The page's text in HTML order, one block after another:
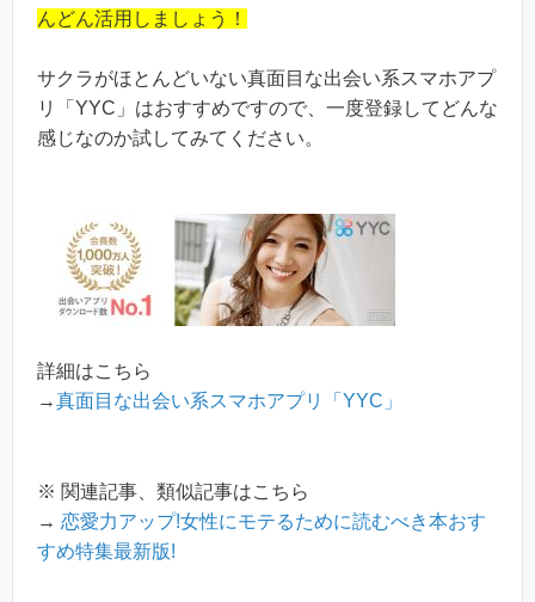
んどん活用しましょう！
サクラがほとんどいない真面目な出会い系スマホアプ
リ「YYC」はおすすめですので、一度登録してどんな
感じなのか試してみてください。
詳細はこちら
→真面目な出会い系スマホアプリ「YYC」
※ 関連記事、類似記事はこちら
→ 恋愛力アップ!女性にモテるために読むべき本おす
すめ特集最新版!